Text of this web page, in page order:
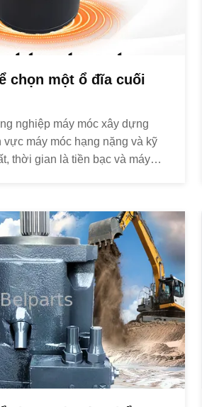
chọn một ổ đĩa cuối
nghiệp máy móc xây dựng
vực máy móc hạng nặng và kỹ
thời gian là tiền bạc và máy
và cụm hộp giảm tốc) chịu